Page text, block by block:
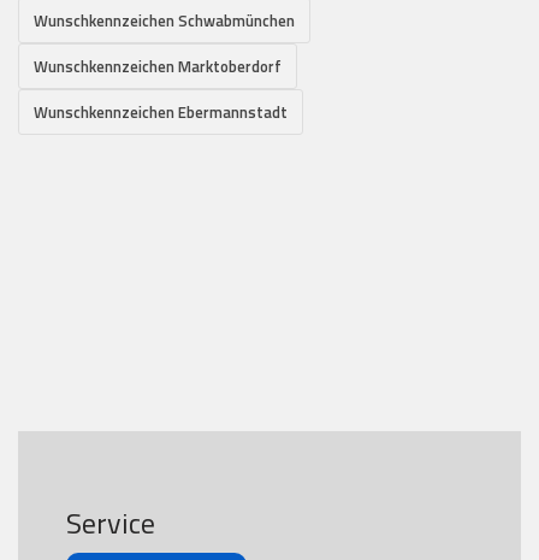
Wunschkennzeichen Schwabmünchen
Wunschkennzeichen Marktoberdorf
Wunschkennzeichen Ebermannstadt
Service